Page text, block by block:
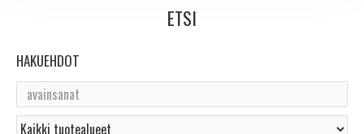
ETSI
HAKUEHDOT